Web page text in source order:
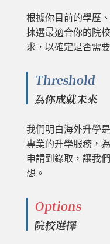
根據你目前的學歷
揀選最適合你的院
求，以確定是否需
Threshold
為你成就未來
我們明白海外升學
專業的升學服務，
申請到錄取，讓我
想。
Options
院校選擇